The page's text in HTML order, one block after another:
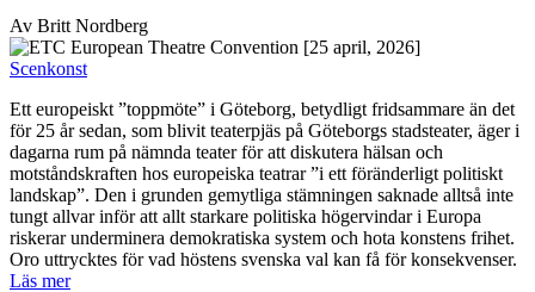
Av Britt Nordberg
[25 april, 2026]
Scenkonst
Ett europeiskt ”toppmöte” i Göteborg, betydligt fridsammare än det
för 25 år sedan, som blivit teaterpjäs på Göteborgs stadsteater, äger i
dagarna rum på nämnda teater för att diskutera hälsan och
motståndskraften hos europeiska teatrar ”i ett föränderligt politiskt
landskap”. Den i grunden gemytliga stämningen saknade alltså inte
tungt allvar inför att allt starkare politiska högervindar i Europa
riskerar underminera demokratiska system och hota konstens frihet.
Oro uttrycktes för vad höstens svenska val kan få för konsekvenser.
Läs mer